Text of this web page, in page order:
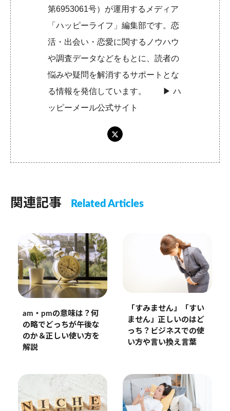
第6953061号）が運用するメディア
「ハッピーライフ」編集部です。恋
活・出会い・恋愛に関するノウハウ
や調査データなどをもとに、読者の
悩みや疑問を解消するサポートとな
る情報を発信しています。 ▶︎ハ
ッピーメール公式サイト
関連記事 Related Articles
am・pmの意味は？何
の略でどっちが午後な
のか＆正しい使い方を
解説
「すみません」「すい
ません」正しいのはど
っち？ビジネスでの使
い方や言い換え言葉